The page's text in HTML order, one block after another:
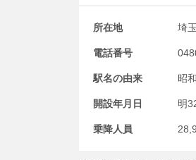
所在地 埼
電話番号
駅名の由来 昭
開設年月日 明
乗降人員